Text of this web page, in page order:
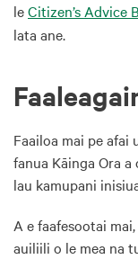
leCitizen’s Advice
lata ane.
Faailoa mai pe afai
fanua Kāinga Ora a
lau kamupani
A e faafesootai
auiliili o le mea na